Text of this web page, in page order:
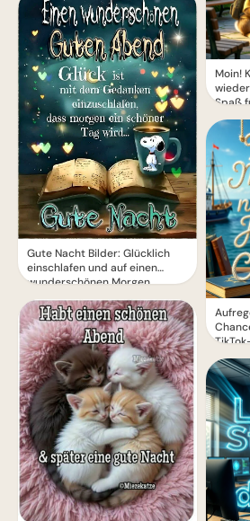
Gute Nacht Bilder: Glücklich
einschlafen und auf einen
wunderschönen Morgen
freuen.
Moin!
Spaß